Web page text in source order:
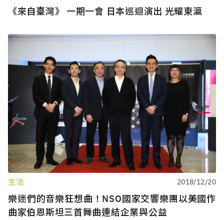
《來自臺灣》 一期一會 日本巡迴演出 光耀東瀛
生活 2018/12/20
樂迷們的音樂狂想曲！NSO國家交響樂團以美國作
曲家伯恩斯坦三首舞曲連結企業與公益